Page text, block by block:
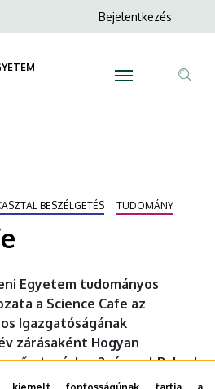
Anonim
menüje
Bejelentkezés
BESZÉLGETÉS TUDOMÁNY
Egyetem tudományos
a Science Cafe az
Igazgatóságának
zárásaként Hogyan
űrutazáshoz? címmel Balogh
Klinikai Központ